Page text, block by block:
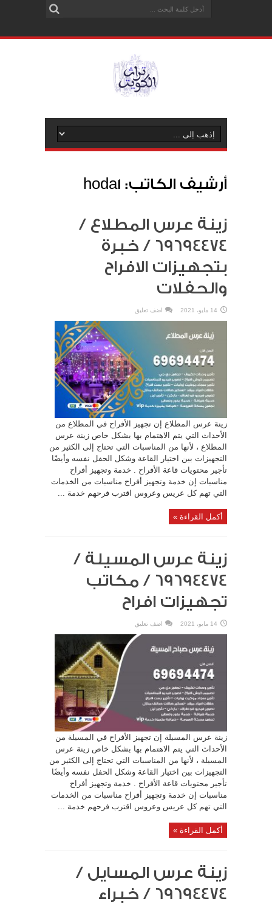
أرشيف الكاتب: hoda1
زينة عرس المطلاع /
69694474 / خبرة
بتجهيزات الافراح
والحفلات
14 مايو، 2021 اضف تعليق
زينة عرس المطلاع إن تجهيز الأفراح في المطلاع من
الأحداث التي يتم الاهتمام بها بشكل خاص زينة عرس
المطلاع ، لأنها من المناسبات التي تحتاج إلى الكثير من
التجهيزات بين اختيار القاعة وشكل الحفل نفسه وأيضًا
تأجير محتويات قاعة الأفراح . خدمة وتجهيز أفراح
مناسبات إن خدمة وتجهيز أفراح مناسبات من الخدمات
التي تهم كل عريس وعروس اقترب فرحهم خدمة ...
أكمل القراءة »
زينة عرس المسيلة /
69694474 / مكاتب
تجهيزات افراح
14 مايو، 2021 اضف تعليق
زينة عرس المسيلة إن تجهيز الأفراح في المسيلة من
الأحداث التي يتم الاهتمام بها بشكل خاص زينة عرس
المسيلة ، لأنها من المناسبات التي تحتاج إلى الكثير من
التجهيزات بين اختيار القاعة وشكل الحفل نفسه وأيضًا
تأجير محتويات قاعة الأفراح . خدمة وتجهيز أفراح
مناسبات إن خدمة وتجهيز أفراح مناسبات من الخدمات
التي تهم كل عريس وعروس اقترب فرحهم خدمة ...
أكمل القراءة »
زينة عرس المسايل /
69694474 / خبراء